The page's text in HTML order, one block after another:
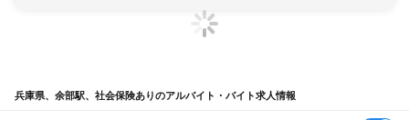
兵庫県、余部駅、社会保険ありのアルバイト・バイト求人情報